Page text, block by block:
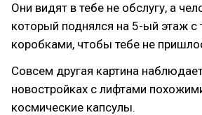
Они видят в тебе не обслугу, а
который поднялся на 5-ый этаж с
коробками, чтобы тебе не
Совсем другая картина
новостройках с лифтами
космические капсулы.